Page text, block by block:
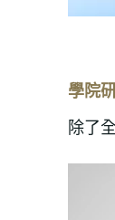
學院
除了